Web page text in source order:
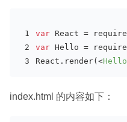
var React = require
var Hello = require
React.render(<Hello
index.html 的内容如下：